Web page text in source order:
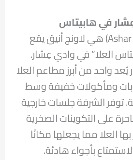
شرفة عِشار (Ashar Deck) هي لاونج أنيق يقع
العلا” في وادي عِشار.
واحد من أبرز مطاعم العلا
ومأكولات خفيفة وسط
توفر الشرفة جلسات خارجية
على التكوينات الصخرية
العلا مما يجعلها مكانًا
بأجواء هادئة.